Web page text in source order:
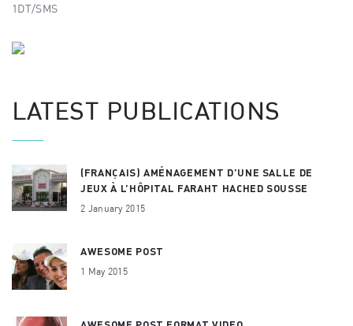
1DT/SMS
LATEST PUBLICATIONS
(FRANÇAIS) AMÉNAGEMENT D’UNE SALLE DE
JEUX À L’HÔPITAL FARAHT HACHED SOUSSE
2 January 2015
AWESOME POST
1 May 2015